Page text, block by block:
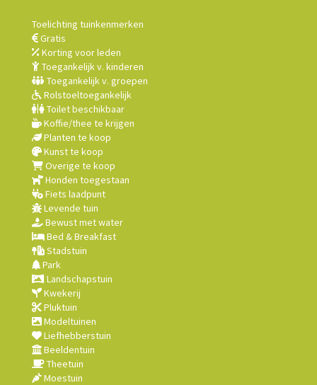
Toelichting tuinkenmerken
Gratis
Korting voor leden
Toegankelijk v. kinderen
Toegankelijk v. groepen
Rolstoeltoegankelijk
Toilet beschikbaar
Koffie/thee te krijgen
Planten te koop
Kunst te koop
Overige te koop
Honden toegestaan
Fiets laadpunt
Levende tuin
Bewust met water
Bed & Breakfast
Stadstuin
Park
Landschapstuin
Kwekerij
Pluktuin
Modeltuinen
Liefhebberstuin
Beeldentuin
Theetuin
Moestuin